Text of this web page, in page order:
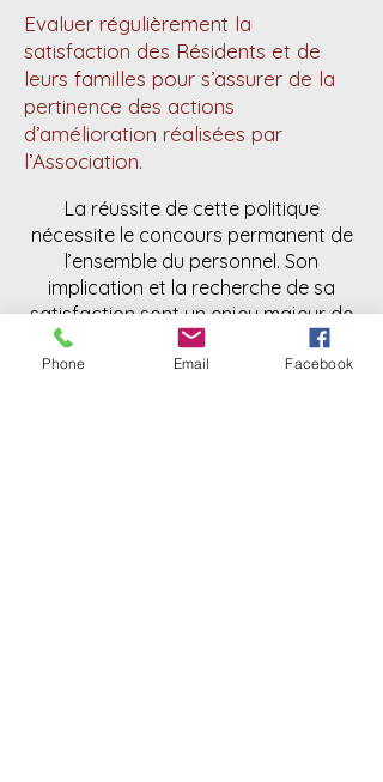
Evaluer régulièrement la
satisfaction des Résidents et de
leurs familles pour s’assurer de la
pertinence des actions
d’amélioration réalisées par
l’Association.
La réussite de cette politique
nécessite le concours permanent de
l’ensemble du personnel. Son
implication et la recherche de sa
satisfaction sont un enjeu majeur de
l’Association.
Phone Email Facebook